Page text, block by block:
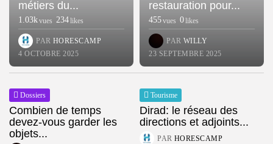
métiers du...
1.03kvues 234likes
PAR HORESCAMP
4 OCTOBRE 2025
restauration pour...
455vues 0likes
PAR WILLY
23 SEPTEMBRE 2025
Dossiers
Combien de temps
devez-vous garder les
objets...
Tourisme
Dirad: le réseau des
directions et adjoints...
PAR HORESCAMP